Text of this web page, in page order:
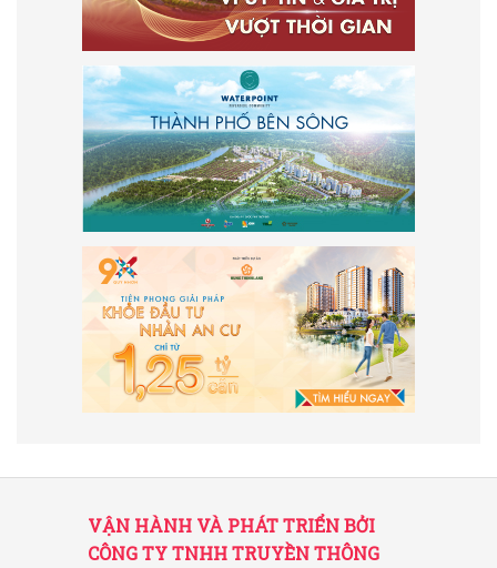
VẬN HÀNH VÀ PHÁT TRIỂN BỞI
CÔNG TY TNHH TRUYỀN THÔNG